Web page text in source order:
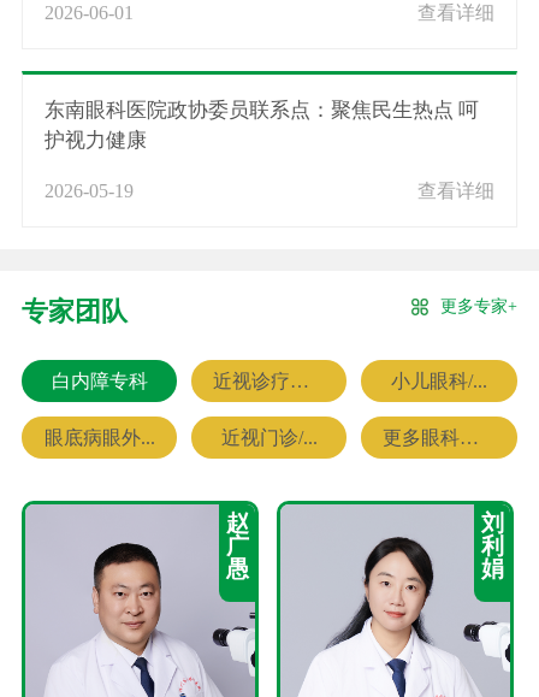
2026-06-01 查看详细
东南眼科医院政协委员联系点：聚焦民生热点 呵
护视力健康
2026-05-19 查看详细
专家团队 更多专家+
白内障专科 近视诊疗专科 小儿眼科/...
眼底病眼外... 近视门诊/... 更多眼科专家
赵
广
愚
刘
利
娟